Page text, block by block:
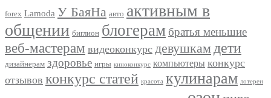
forex Lamoda У БаяНа авто активным в
общении биглион блогерам братья меньшие
веб-мастерам видеоконкурс девушкам дети
дизайнерам здоровье игры киноконкурс компьютеры конкурс
отзывов конкурс статей красота кулинарам лотереи